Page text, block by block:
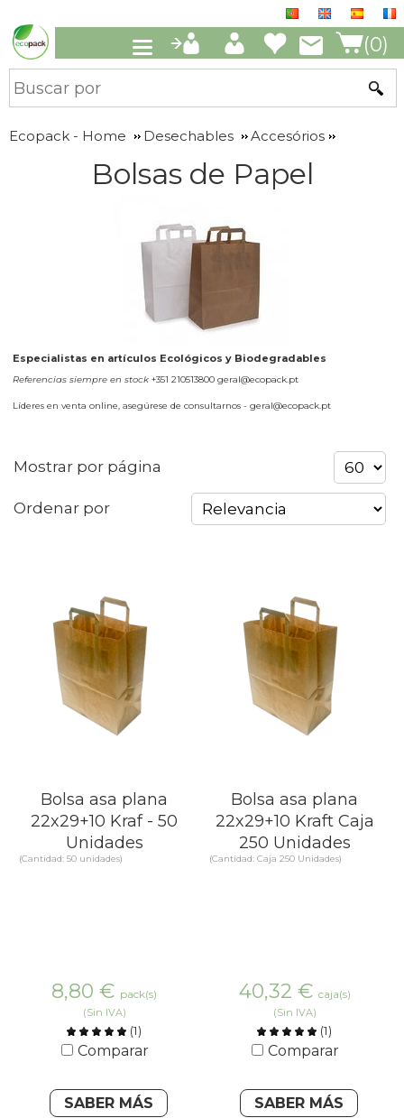
(0)
Ecopack - Home Desechables Accesórios
Bolsas de Papel
Especialistas en artículos Ecológicos y Biodegradables
Referencias siempre en stock +351 210513800 geral@ecopack.pt
Líderes en venta online, asegúrese de consultarnos - geral@ecopack.pt
Mostrar por página
Ordenar por
Bolsa asa plana
22x29+10 Kraf - 50
Unidades
(Cantidad: 50 unidades)
8,80 € pack(s)
(Sin IVA)
(1)
Comparar
SABER MÁS
Bolsa asa plana
22x29+10 Kraft Caja
250 Unidades
(Cantidad: Caja 250 Unidades)
40,32 € caja(s)
(Sin IVA)
(1)
Comparar
SABER MÁS